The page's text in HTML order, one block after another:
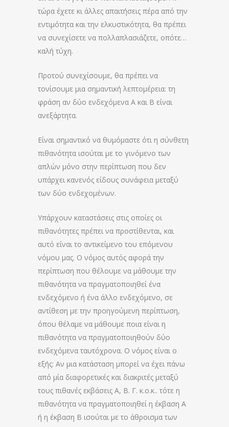
τώρα έχετε κι άλλες απαιτήσεις πέρα από την
εντιμότητα και την ελκυστικότητα, θα πρέπει
να συνεχίσετε να πολλαπλασιάζετε, οπότε…
καλή τύχη.
Προτού συνεχίσουμε, θα πρέπει να
τονίσουμε μια σημαντική λεπτομέρεια: τη
φράση αν δύο ενδεχόμενα Α και Β είναι
ανεξάρτητα.
Είναι σημαντικό να θυμόμαστε ότι η σύνθετη
πιθανότητα ισούται με το γινόμενο των
απλών μόνο στην περίπτωση που δεν
υπάρχει κανενός είδους συνάφεια μεταξύ
των δύο ενδεχομένων.
Υπάρχουν καταστάσεις στις οποίες οι
πιθανότητες πρέπει να προστίθενται, και
αυτό είναι το αντικείμενο του επόμενου
νόμου μας. Ο νόμος αυτός αφορά την
περίπτωση που θέλουμε να μάθουμε την
πιθανότητα να πραγματοποιηθεί ένα
ενδεχόμενο ή ένα άλλο ενδεχόμενο, σε
αντίθεση με την προηγούμενη περίπτωση,
όπου θέλαμε να μάθουμε ποια είναι η
πιθανότητα να πραγματοποιηθούν δύο
ενδεχόμενα ταυτόχρονα. Ο νόμος είναι ο
εξής: Αν μια κατάσταση μπορεί να έχει πάνω
από μία διαφορετικές και διακριτές μεταξύ
τους πιθανές εκβάσεις Α, Β. Γ. κ.ο.κ.. τότε η
πιθανότητα να πραγματοποιηθεί η έκβαση Α
ή η έκβαση Β ισούται με το άθροισμα των